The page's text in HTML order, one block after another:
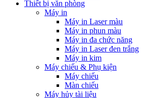
Thiết bị văn phòng
Máy in
Máy in Laser màu
Máy in phun màu
Máy in đa chức năng
Máy in Laser đen trắng
Máy in kim
Máy chiếu & Phụ kiện
Máy chiếu
Màn chiếu
Máy hủy tài liệu